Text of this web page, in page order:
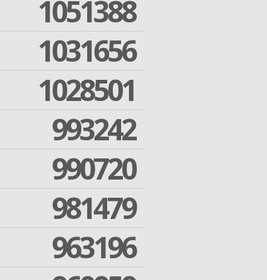
1051388
1031656
1028501
993242
990720
981479
963196